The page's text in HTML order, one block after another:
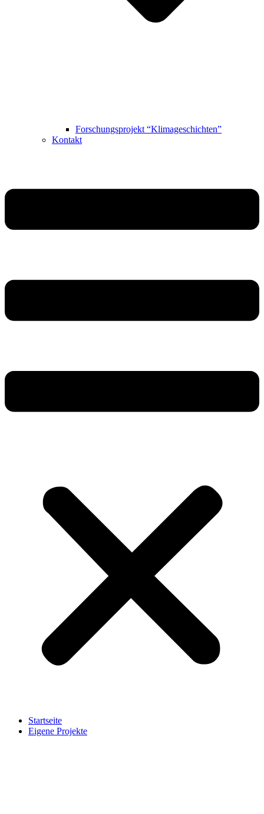
Forschungsprojekt “Klimageschichten”
Kontakt
Startseite
Eigene Projekte